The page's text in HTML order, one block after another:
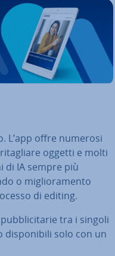
L’app offre numerosi
oggetti e molti
di IA sempre più
o mi­glio­ra­men­to
di editing.
tra i singoli
di­spo­ni­bi­li solo con un